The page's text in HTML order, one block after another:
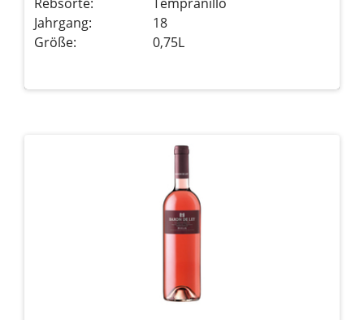
Jahrgang:
18
Größe:
0,75L